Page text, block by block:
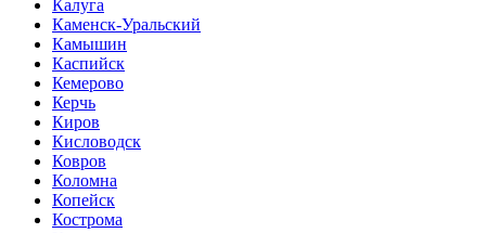
Калуга
Каменск-Уральский
Камышин
Каспийск
Кемерово
Керчь
Киров
Кисловодск
Ковров
Коломна
Копейск
Кострома